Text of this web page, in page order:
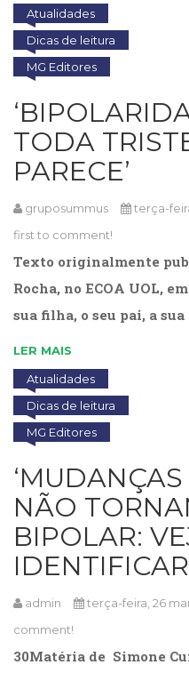
Autoajuda
(95)
Biografias,
Depoimentos,
(104)
Ciências
Sociais
(102)
Cinema
(23)
(418)
Comunicação
(232)
e
Crescimento
Interior
(222)
Criatividade
Culinária,
Alimentação
(14)
Economia,
Negócios
(31)
Educação
Educação
Especial
PROFESSORES
Atualidades
Dicas de leitura
MG Editores
TODA
PARECE’
gruposummus terça-
first to comment!
Texto originalmente
Rocha, no ECOA UOL,
sua filha, o seu pai, a
LER MAIS
Atualidades
Dicas de leitura
MG Editores
NÃO
BIPOLAR:
admin terça-feira, 26
comment!
30Matéria de Simone